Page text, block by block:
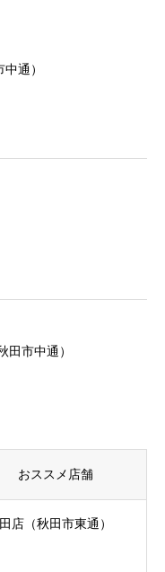
通）
田市中通）
おススメ店舗
店（秋田市東通）